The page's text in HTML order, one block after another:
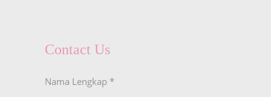
Contact Us
Nama Lengkap *